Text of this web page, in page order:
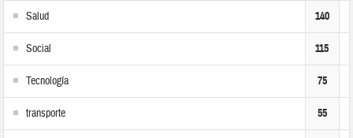
Salud 140
Social 115
Tecnología 75
transporte 55